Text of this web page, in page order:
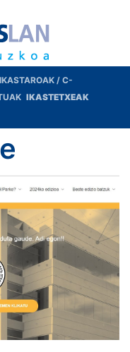
IKASTAROAK / C-
IKASTETXEAK